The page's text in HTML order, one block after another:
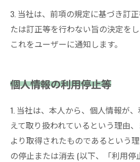
3. 当社は、前項の規定に基づき訂
たは訂正等を行わない旨の決定をし
これをユーザーに通知します。
個人情報の利用停止等
1. 当社は、本人から、個人情報が
えて取り扱われているという理由
より取得されたものであるという
の停止または消去 (以下、「利用停